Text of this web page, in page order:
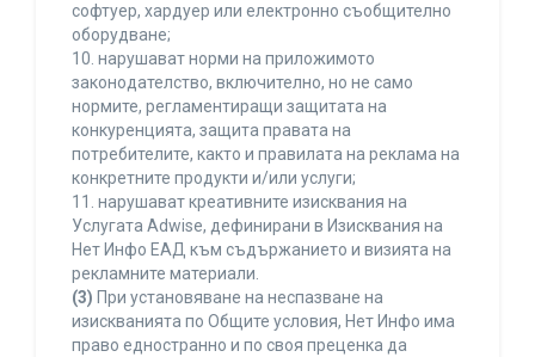
софтуер, хардуер или електронно съобщително
оборудване;
10. нарушават норми на приложимото
законодателство, включително, но не само
нормите, регламентиращи защитата на
конкуренцията, защита правата на
потребителите, както и правилата на реклама на
конкретните продукти и/или услуги;
11. нарушават креативните изисквания на
Услугата Adwise, дефинирани в Изисквания на
Нет Инфо ЕАД към съдържанието и визията на
рекламните материали.
(3) При установяване на неспазване на
изискванията по Общите условия, Нет Инфо има
право едностранно и по своя преценка да